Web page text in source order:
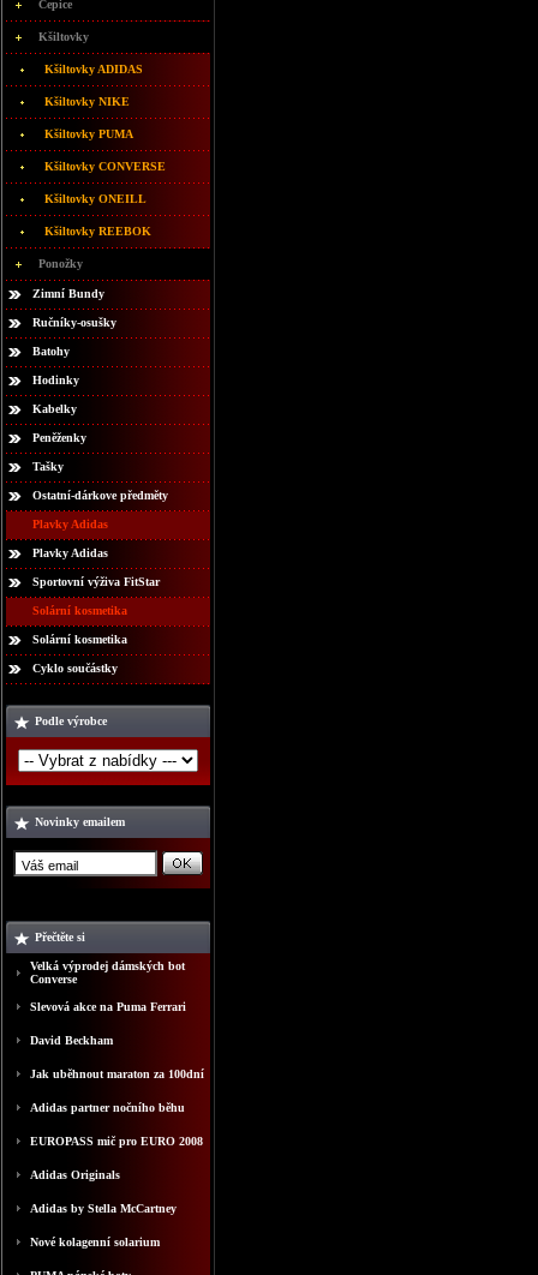
Čepice
Kšiltovky
Kšiltovky ADIDAS
Kšiltovky NIKE
Kšiltovky PUMA
Kšiltovky CONVERSE
Kšiltovky ONEILL
Kšiltovky REEBOK
Ponožky
Zimní Bundy
Ručníky-osušky
Batohy
Hodinky
Kabelky
Peněženky
Tašky
Ostatní-dárkove předměty
Plavky Adidas
Plavky Adidas
Sportovní výživa FitStar
Solární kosmetika
Solární kosmetika
Cyklo součástky
Podle výrobce
Novinky emailem
Přečtěte si
Velká výprodej dámských bot
Converse
Slevová akce na Puma Ferrari
David Beckham
Jak uběhnout maraton za 100dní
Adidas partner nočního běhu
EUROPASS mič pro EURO 2008
Adidas Originals
Adidas by Stella McCartney
Nové kolagenní solarium